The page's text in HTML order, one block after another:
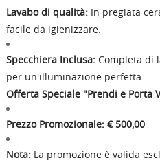
Lavabo di qualità:In pregiata
facile da igienizzare.
Specchiera Inclusa:Completa di
per un'illuminazione perfetta.
Offerta Speciale "Prendi e Porta
Prezzo Promozionale: € 500,00
Nota:La promozione è valida